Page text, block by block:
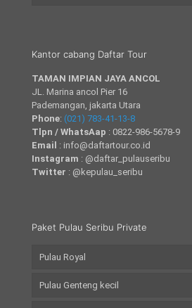
Kantor cabang Daftar Tour
TAMAN IMPIAN JAYA ANCOL
JL. Marina ancol Pier 16
Pademangan, jakarta Utara
Phone: (021) 783-41-13-8
Tlpn / WhatsAap : 0822-986-5678-9
Email : info@daftartour.co.id
Instagram : @daftar_pulauseribu
Twitter : @kepulau_seribu
Paket Pulau Seribu Private
Pulau Royal
Pulau Genteng kecil